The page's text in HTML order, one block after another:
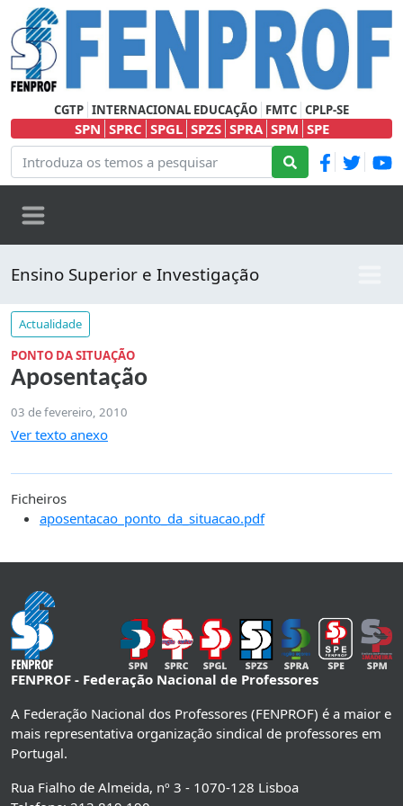
CGTP INTERNACIONAL EDUCAÇÃO FMTC CPLP-SE
SPN SPRC SPGL SPZS SPRA SPM SPE
Ensino Superior e Investigação
Actualidade
PONTO DA SITUAÇÃO
Aposentação
03 de fevereiro, 2010
Ver texto anexo
Ficheiros
aposentacao_ponto_da_situacao.pdf
FENPROF - Federação Nacional de Professores
A Federação Nacional dos Professores (FENPROF) é a maior e
mais representativa organização sindical de professores em
Portugal.
Rua Fialho de Almeida, nº 3 - 1070-128 Lisboa